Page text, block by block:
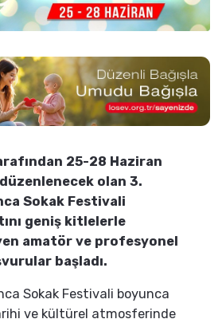
25-28 Haziran
olan 3.
Sokak Festivali
geniş kitlelerle
amatör ve profesyonel
başladı.
Sokak Festivali boyunca
ve kültürel atmosferinde